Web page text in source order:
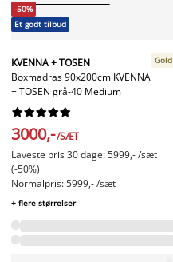
-50%
Et godt tilbud
KVENNA + TOSEN
Boxmadras 90x200cm KVENNA
+ TOSEN grå-40 Medium
Gold






3000,-/SÆT
Laveste pris 30 dage: 5999,- /sæt
(-50%)
Normalpris: 5999,- /sæt
+ flere størrelser